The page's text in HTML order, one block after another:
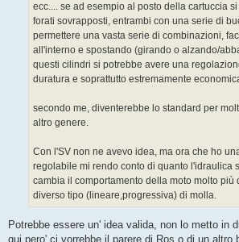
ecc.... se ad esempio al posto della cartuccia
forati sovrapposti, entrambi con una serie di
permettere una vasta serie di combinazioni,
all'interno e spostando (girando o alzando/
questi cilindri si potrebbe avere una
duratura e soprattutto estremamente
secondo me, diventerebbe lo standard per
altro genere.
Con l'SV non ne avevo idea, ma ora che ho
regolabile mi rendo conto di quanto l'idraulica
cambia il comportamento della moto molto più
diverso tipo (lineare,progressiva) di molla.
Potrebbe essere un' idea valida, non lo metto in
qui pero' ci vorrebbe il parere di Ros o di un altro